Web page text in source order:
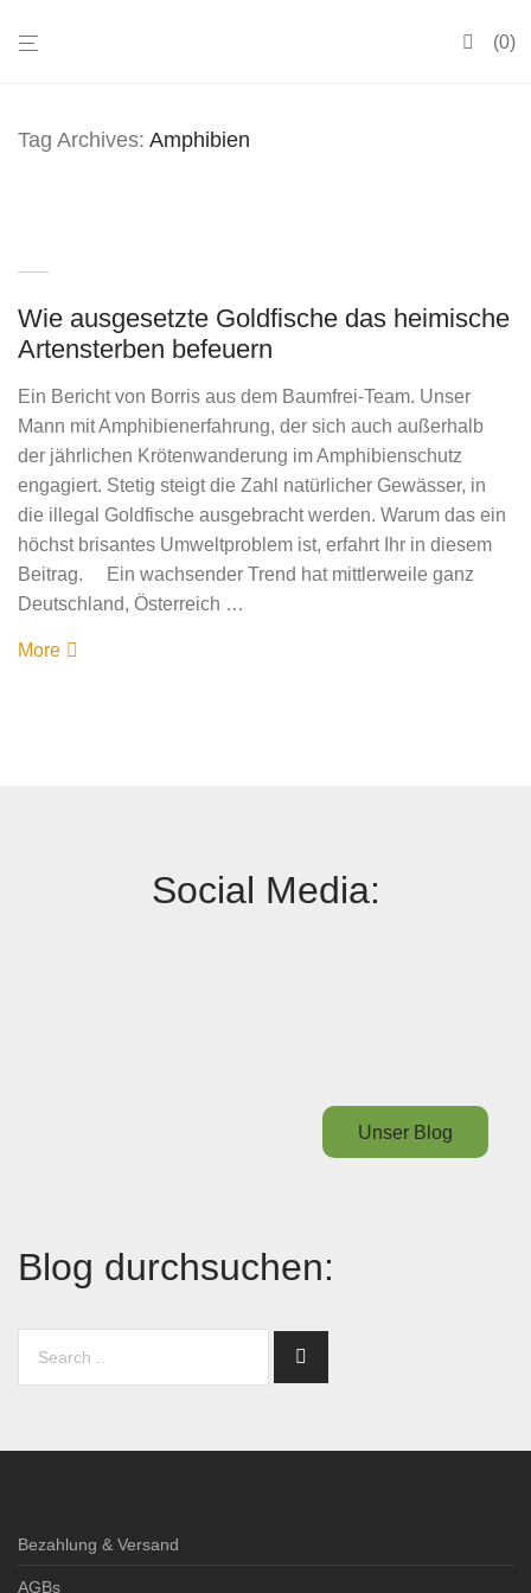
0
Tag Archives: Amphibien
Wie ausgesetzte Goldfische das heimische
Artensterben befeuern
Ein Bericht von Borris aus dem Baumfrei-Team. Unser
Mann mit Amphibienerfahrung, der sich auch außerhalb
der jährlichen Krötenwanderung im Amphibienschutz
engagiert. Stetig steigt die Zahl natürlicher Gewässer, in
die illegal Goldfische ausgebracht werden. Warum das ein
höchst brisantes Umweltproblem ist, erfahrt Ihr in diesem
Beitrag. Ein wachsender Trend hat mittlerweile ganz
Deutschland, Österreich …
More
Social Media:
Unser Blog
Blog durchsuchen:
Bezahlung & Versand
AGBs